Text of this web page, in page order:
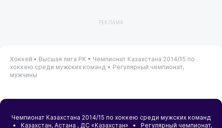
РЕКЛАМА
Хоккей • Высшая лига РК • Чемпионат Казахстана 2014/15 по
хоккею среди мужских команд • Регулярный чемпионат,
мужчины
Чемпионат Казахстана 2014/15 по хоккею среди мужских команд
• Казахстан, Астана , ДС «Казахстан» • Регулярный чемпионат,